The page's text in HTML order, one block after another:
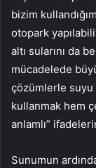
bizim
otopark
altı sularını da
mücadelede
çözümlerle
kullanmak hem
anlamlı”
Sunumun